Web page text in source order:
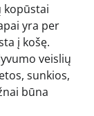
kopūstai
yra per
į košę.
veislių
sunkios,
būna